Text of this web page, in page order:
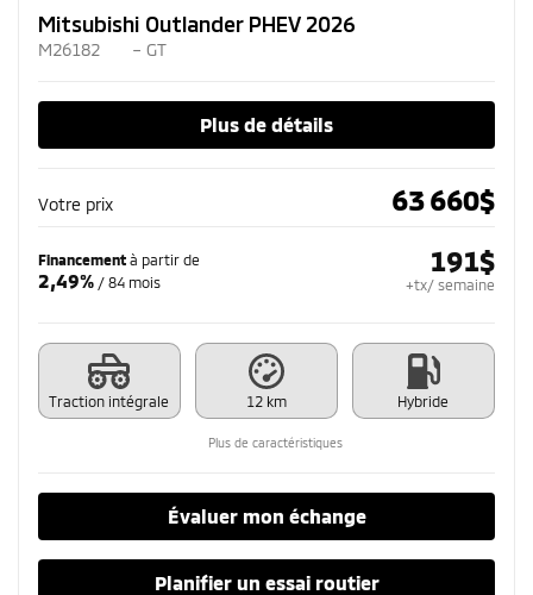
Mitsubishi Outlander PHEV 2026
M26182 – GT
Plus de détails
Votre prix 63 660$
Financement à partir de
2,49% / 84 mois
191$
+tx/ semaine
Traction intégrale 12 km Hybride
Plus de caractéristiques
Évaluer mon échange
Planifier un essai routier